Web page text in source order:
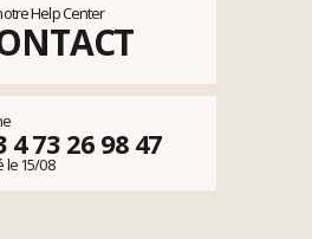
Help Center
4 73 26 98 47
le 15/08